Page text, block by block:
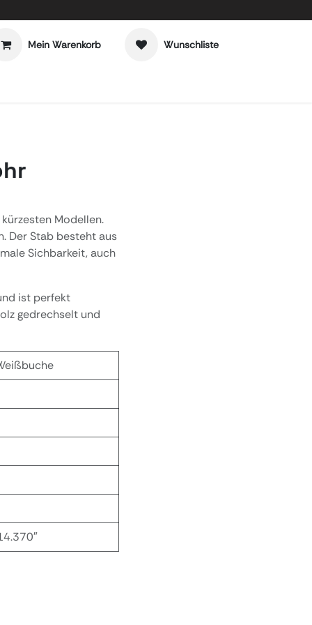
Mein Warenkorb Wunschliste
Modellen.
Der Stab besteht aus
Sichbarkeit, auch
ist perfekt
gedrechselt und